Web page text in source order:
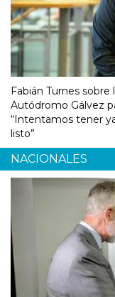
Fabián Turnes
Autódromo Gálvez
“Intentamos tener
listo”
NACIONALES